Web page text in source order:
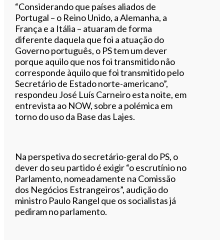
“Considerando que países aliados de
Portugal – o Reino Unido, a Alemanha, a
França e a Itália – atuaram de forma
diferente daquela que foi a atuação do
Governo português, o PS tem um dever
porque aquilo que nos foi transmitido não
corresponde àquilo que foi transmitido pelo
Secretário de Estado norte-americano”,
respondeu José Luís Carneiro esta noite, em
entrevista ao NOW, sobre a polémica em
torno do uso da Base das Lajes.
Na perspetiva do secretário-geral do PS, o
dever do seu partido é exigir “o escrutínio no
Parlamento, nomeadamente na Comissão
dos Negócios Estrangeiros”, audição do
ministro Paulo Rangel que os socialistas já
pediram no parlamento.